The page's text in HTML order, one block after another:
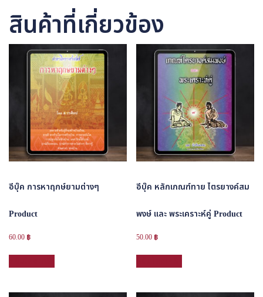
สินค้าที่เกี่ยวข้อง
อีบุ๊ค การหาฤกษ์ยามต่างๆ
Product
60.00 ฿
อีบุ๊ค หลักเกณฑ์ทาย ไตรยางค์สม
พงษ์ และ พระเคราะห์คู่ Product
50.00 ฿